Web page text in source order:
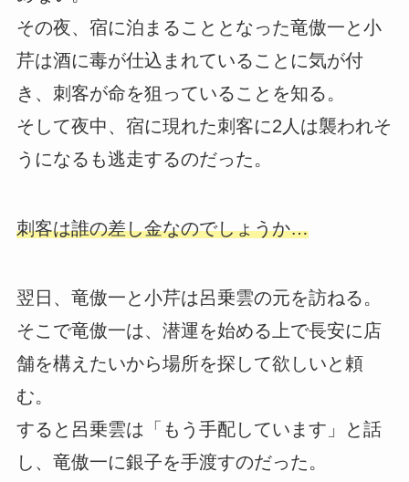
その夜、宿に泊まることとなった竜傲一と小
芹は酒に毒が仕込まれていることに気が付
き、刺客が命を狙っていることを知る。
そして夜中、宿に現れた刺客に2人は襲われそ
うになるも逃走するのだった。
刺客は誰の差し金なのでしょうか…
翌日、竜傲一と小芹は呂乗雲の元を訪ねる。
そこで竜傲一は、潜運を始める上で長安に店
舗を構えたいから場所を探して欲しいと頼
む。
すると呂乗雲は「もう手配しています」と話
し、竜傲一に銀子を手渡すのだった。